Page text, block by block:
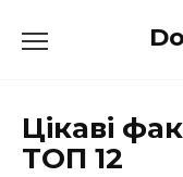
до
Цікаві
ТОП 12